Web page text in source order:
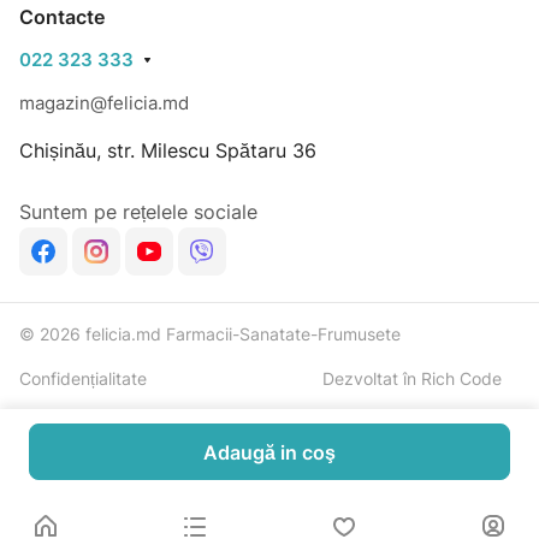
Contacte
022 323 333
magazin@felicia.md
Chișinău, str. Milescu Spătaru 36
Suntem pe rețelele sociale
© 2026 felicia.md Farmacii-Sanatate-Frumusete
Confidențialitate Dezvoltat în Rich Code
Adaugă in coş